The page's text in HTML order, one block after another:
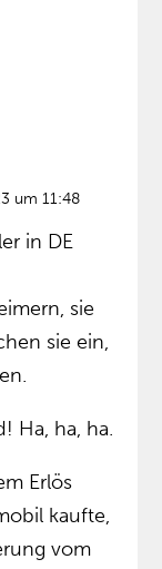
um 11:48
in DE
sie
sie ein,
Ha, ha, ha.
Erlös
kaufte,
vom